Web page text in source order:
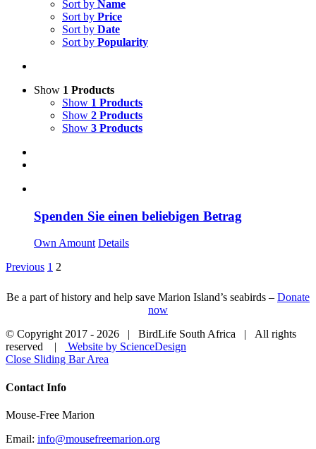
Sort by Name
Sort by Price
Sort by Date
Sort by Popularity
Show 1 Products
Show 1 Products
Show 2 Products
Show 3 Products
Spenden Sie einen beliebigen Betrag
Own Amount Details
Previous 1 2
Be a part of history and help save Marion Island’s seabirds – Donate
now
© Copyright 2017 - 2026 | BirdLife South Africa | All rights
reserved |
Website by ScienceDesign
Close Sliding Bar Area
Contact Info
Mouse-Free Marion
Email: info@mousefreemarion.org